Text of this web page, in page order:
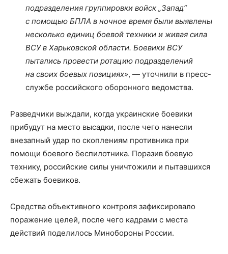
подразделения группировки войск „Запад“
с помощью БПЛА в ночное время были выявлены
несколько единиц боевой техники и живая сила
ВСУ в Харьковской области. Боевики ВСУ
пытались провести ротацию подразделений
на своих боевых позициях», — уточнили в пресс-
службе российского оборонного ведомства.
Разведчики выждали, когда украинские боевики
прибудут на место высадки, после чего нанесли
внезапный удар по скоплениям противника при
помощи боевого беспилотника. Поразив боевую
технику, российские силы уничтожили и пытавшихся
сбежать боевиков.
Средства объективного контроля зафиксировало
поражение целей, после чего кадрами с места
действий поделилось Минобороны России.